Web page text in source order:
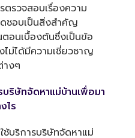
รวจสอบเรื่องความ
ชอบเป็นสิ่งสำคัญ
อนเบื้องต้นซึ่งเป็นข้อ
ม่ได้มีความเชี่ยวชาญ
างๆ
บริษัทจัดหาแม่บ้านเพื่อมา
ไร
ช้บริการบริษัทจัดหาแม่